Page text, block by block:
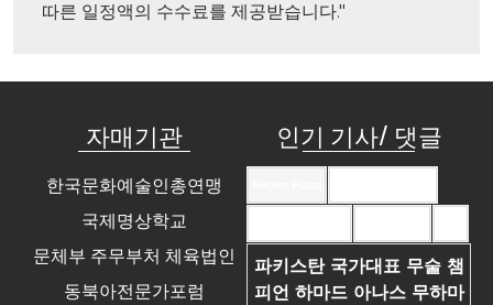
따른 일정액의 수수료를 제공받습니다."
자매기관
한국문화예술인총연맹
국제명상학교
문체부 주무부처 체육법인
동북아전문가포럼
인기 기사/ 댓글
파키스탄 국가대표 무술 챔
피언 하마드 아나스 무하마